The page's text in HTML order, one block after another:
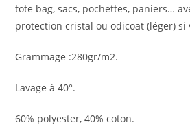
tote bag, sacs, pochettes, paniers…
protection cristal ou odicoat (léger) si
Grammage :280gr/m2.
Lavage à 40°.
60% polyester, 40% coton.